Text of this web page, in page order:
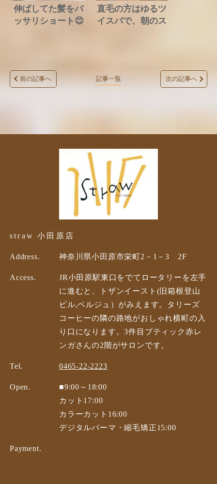
伸ばしてた髪をバ
ッサリショート😊
ざいました！
直毛の方はゆるツ
イスパで、朝のス
前の記事へ 記事一覧 次の記事へ
straw 小田原店
Address. 神奈川県小田原市栄町2－1－3 2F
Access.
JR小田原駅東口をでてロータリーを左手
に進むと、トザンイースト(旧箱根登山
ビル,ベルジュ）がみえます。タリーズ
コーヒーの隣の路地がおしゃれ横町の入
り口になります。3件目ブティック赤レ
ンガさんの2階がサロンです。
Tel. 0465-22-2223
Open.
■9:00～18:00
カット17:00
カラーカット16:00
デジタルパーマ・縮毛矯正15:00
Payment.